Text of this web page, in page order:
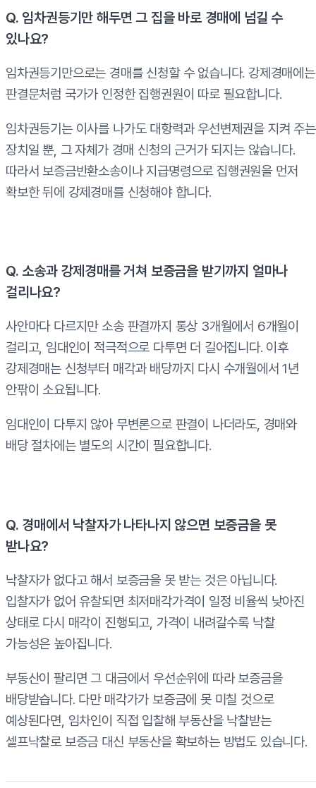
Q. 임차권등기만 해두면 그 집을 바로 경매에 넘길 수
있나요?
임차권등기만으로는 경매를 신청할 수 없습니다. 강제경매에는
판결문처럼 국가가 인정한 집행권원이 따로 필요합니다.
임차권등기는 이사를 나가도 대항력과 우선변제권을 지켜 주는
장치일 뿐, 그 자체가 경매 신청의 근거가 되지는 않습니다.
따라서 보증금반환소송이나 지급명령으로 집행권원을 먼저
확보한 뒤에 강제경매를 신청해야 합니다.
Q. 소송과 강제경매를 거쳐 보증금을 받기까지 얼마나
걸리나요?
사안마다 다르지만 소송 판결까지 통상 3개월에서 6개월이
걸리고, 임대인이 적극적으로 다투면 더 길어집니다. 이후
강제경매는 신청부터 매각과 배당까지 다시 수개월에서 1년
안팎이 소요됩니다.
임대인이 다투지 않아 무변론으로 판결이 나더라도, 경매와
배당 절차에는 별도의 시간이 필요합니다.
Q. 경매에서 낙찰자가 나타나지 않으면 보증금을 못
받나요?
낙찰자가 없다고 해서 보증금을 못 받는 것은 아닙니다.
입찰자가 없어 유찰되면 최저매각가격이 일정 비율씩 낮아진
상태로 다시 매각이 진행되고, 가격이 내려갈수록 낙찰
가능성은 높아집니다.
부동산이 팔리면 그 대금에서 우선순위에 따라 보증금을
배당받습니다. 다만 매각가가 보증금에 못 미칠 것으로
예상된다면, 임차인이 직접 입찰해 부동산을 낙찰받는
셀프낙찰로 보증금 대신 부동산을 확보하는 방법도 있습니다.